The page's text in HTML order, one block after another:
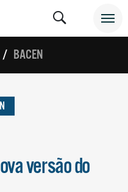
BACEN
versão do